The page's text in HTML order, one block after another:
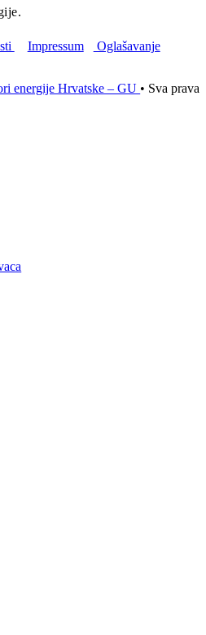
Impressum
Oglašavanje
energije Hrvatske – GU • Sva prava